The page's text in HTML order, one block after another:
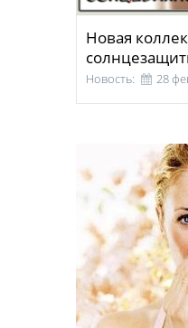
Новая
Новость: 28